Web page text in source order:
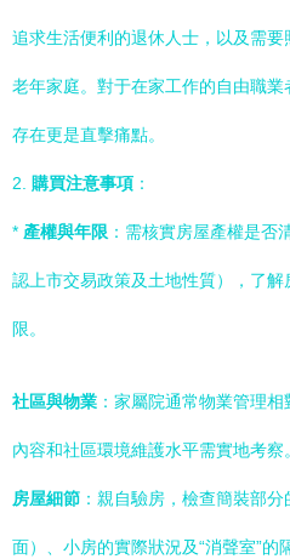
追求生活便利的退休人士，以及需
老年家庭。對于在家工作的自由職
存在更是直擊痛點。
2. 購買注意事項 ：
* 產權與年限 ：需核實房屋產權是否
認上市交易政策及土地性質），了
限。
社區與物業 ：家屬院通常物業管理
內容和社區環境維護水平需實地考察。
房屋細節 ：親自驗房，檢查簡裝部
面）、小房的實際狀況及“消聲室”的